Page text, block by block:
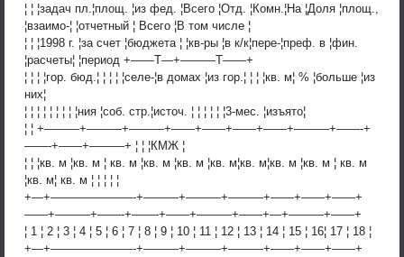
¦ ¦ ¦задач пл.¦площ. ¦из фед. ¦Всего ¦Отд. ¦Комн.¦На ¦Доля ¦площ.,
¦взаимо-¦ ¦отчетный ¦ Всего ¦В том числе ¦
¦ ¦ ¦1998 г. ¦за счет ¦бюджета ¦ ¦кв-ры ¦в к/к¦пере-¦преф. в ¦фин.
¦расчеты¦ ¦период +——T—+———T——+
¦ ¦ ¦ ¦гор. бюд.¦ ¦ ¦ ¦ ¦селе-¦в домах ¦из гор.¦ ¦ ¦ ¦кв. м¦ % ¦больше ¦из
них¦
¦ ¦ ¦ ¦ ¦ ¦ ¦ ¦ ¦ния ¦соб. стр.¦источ. ¦ ¦ ¦ ¦ ¦ ¦3-мес. ¦изъято¦
¦ ¦ +———+———+———+——+——+——+——+———+——-+
——-+——+———+ ¦ ¦ ¦КМЖ ¦
¦ ¦ ¦кв. м ¦кв. м ¦ кв. м ¦кв. м ¦кв. м ¦кв. м¦кв. м¦кв. м ¦кв. м ¦ кв. м
¦кв. м¦ кв. м ¦ ¦ ¦ ¦ ¦
+—+———————-+———+———+———+——+——+——+
——+———+——-+——-+——+———+——+—+———+——+
¦ 1 ¦ 2 ¦ 3 ¦ 4 ¦ 5 ¦ 6 ¦ 7 ¦ 8 ¦ 9 ¦ 10 ¦ 11 ¦ 12 ¦ 13 ¦ 14 ¦ 15 ¦ 16¦ 17 ¦ 18 ¦
+—+———————-+———+———+———+——+——+——+